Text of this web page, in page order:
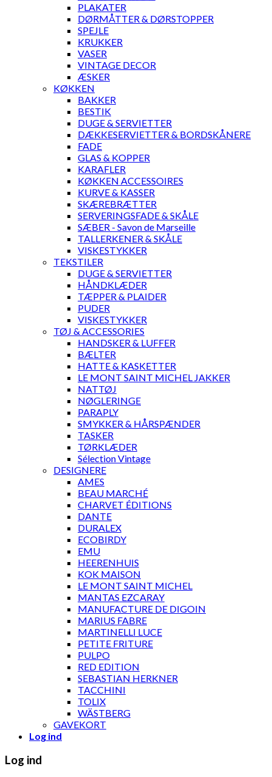
PLAKATER
DØRMÅTTER & DØRSTOPPER
SPEJLE
KRUKKER
VASER
VINTAGE DECOR
ÆSKER
KØKKEN
BAKKER
BESTIK
DUGE & SERVIETTER
DÆKKESERVIETTER & BORDSKÅNERE
FADE
GLAS & KOPPER
KARAFLER
KØKKEN ACCESSOIRES
KURVE & KASSER
SKÆREBRÆTTER
SERVERINGSFADE & SKÅLE
SÆBER - Savon de Marseille
TALLERKENER & SKÅLE
VISKESTYKKER
TEKSTILER
DUGE & SERVIETTER
HÅNDKLÆDER
TÆPPER & PLAIDER
PUDER
VISKESTYKKER
TØJ & ACCESSORIES
HANDSKER & LUFFER
BÆLTER
HATTE & KASKETTER
LE MONT SAINT MICHEL JAKKER
NATTØJ
NØGLERINGE
PARAPLY
SMYKKER & HÅRSPÆNDER
TASKER
TØRKLÆDER
Sélection Vintage
DESIGNERE
AMES
BEAU MARCHÉ
CHARVET ÉDITIONS
DANTE
DURALEX
ECOBIRDY
EMU
HEERENHUIS
KOK MAISON
LE MONT SAINT MICHEL
MANTAS EZCARAY
MANUFACTURE DE DIGOIN
MARIUS FABRE
MARTINELLI LUCE
PETITE FRITURE
PULPO
RED EDITION
SEBASTIAN HERKNER
TACCHINI
TOLIX
WÄSTBERG
GAVEKORT
Log ind
Log ind